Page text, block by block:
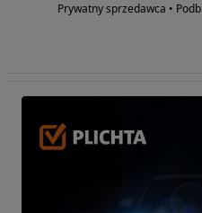
Prywatny sprzedawca •